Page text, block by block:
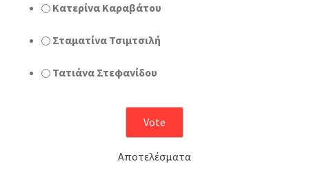
Κατερίνα Καραβάτου
Σταματίνα Τσιμτσιλή
Τατιάνα Στεφανίδου
Αποτελέσματα